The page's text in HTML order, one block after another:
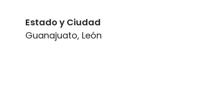
Estado y Ciudad
Guanajuato, León